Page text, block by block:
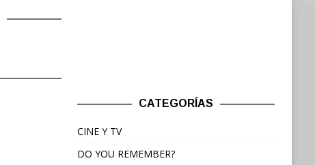
CATEGORÍAS
CINE Y TV
DO YOU REMEMBER?